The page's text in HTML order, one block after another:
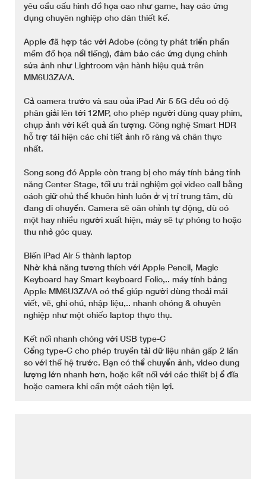
yêu cầu cấu hình đồ họa cao như game, hay các ứng
dụng chuyên nghiệp cho dân thiết kế.
Apple đã hợp tác với Adobe (công ty phát triển phần
mềm đồ họa nổi tiếng), đảm bảo các ứng dụng chỉnh
sửa ảnh như Lightroom vận hành hiệu quả trên
MM6U3ZA/A.
Cả camera trước và sau của iPad Air 5 5G đều có độ
phân giải lên tới 12MP, cho phép người dùng quay phim,
chụp ảnh với kết quả ấn tượng. Công nghệ Smart HDR
hỗ trợ tái hiện các chi tiết ảnh rõ ràng và chân thực
nhất.
Song song đó Apple còn trang bị cho máy tính bảng tính
năng Center Stage, tối ưu trải nghiệm gọi video call bằng
cách giữ chủ thể khuôn hình luôn ở vị trí trung tâm, dù
đang di chuyển. Camera sẽ căn chỉnh tự động, dù có
một hay nhiều người xuất hiện, máy sẽ tự phóng to hoặc
thu nhỏ góc quay.
Biến iPad Air 5 thành laptop
Nhờ khả năng tương thích với Apple Pencil, Magic
Keyboard hay Smart keyboard Folio,.. máy tính bảng
Apple MM6U3ZA/A có thể giúp người dùng thoải mái
viết, vẽ, ghi chú, nhập liệu,.. nhanh chóng & chuyên
nghiệp như một chiếc laptop thực thụ.
Kết nối nhanh chóng với USB type-C
Cổng type-C cho phép truyền tải dữ liệu nhân gấp 2 lần
so với thế hệ trước. Bạn có thể chuyển ảnh, video dung
lượng lớn nhanh hơn, hoặc kết nối với các thiết bị ổ đĩa
hoặc camera khi cần một cách tiện lợi.